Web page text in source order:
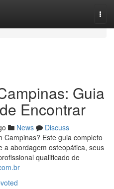
Guia
Encontrar
News
Discuss
Campinas? Este guia completo
a abordagem osteopática, seus
qualificado de